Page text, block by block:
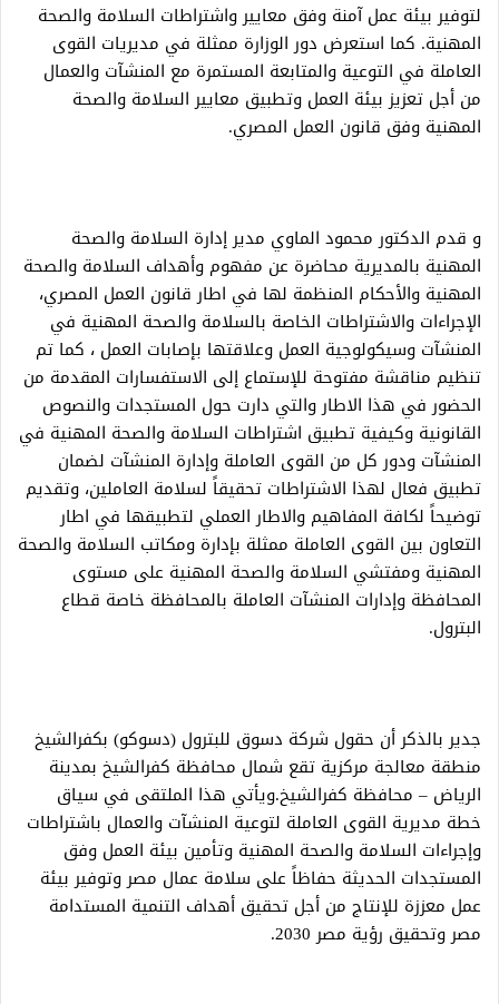
لتوفير بيئة عمل آمنة وفق معايير واشتراطات السلامة والصحة
المهنية. كما استعرض دور الوزارة ممثلة في مديريات القوى
العاملة في التوعية والمتابعة المستمرة مع المنشآت والعمال
من أجل تعزيز بيئة العمل وتطبيق معايير السلامة والصحة
المهنية وفق قانون العمل المصري.
و قدم الدكتور محمود الماوي مدير إدارة السلامة والصحة
المهنية بالمديرية محاضرة عن مفهوم وأهداف السلامة والصحة
المهنية والأحكام المنظمة لها في اطار قانون العمل المصري،
الإجراءات والاشتراطات الخاصة بالسلامة والصحة المهنية في
المنشآت وسيكولوجية العمل وعلاقتها بإصابات العمل ، كما تم
تنظيم مناقشة مفتوحة للإستماع إلى الاستفسارات المقدمة من
الحضور في هذا الاطار والتي دارت حول المستجدات والنصوص
القانونية وكيفية تطبيق اشتراطات السلامة والصحة المهنية في
المنشآت ودور كل من القوى العاملة وإدارة المنشآت لضمان
تطبيق فعال لهذا الاشتراطات تحقيقاً لسلامة العاملين، وتقديم
توضيحاً لكافة المفاهيم والاطار العملي لتطبيقها في اطار
التعاون بين القوى العاملة ممثلة بإدارة ومكاتب السلامة والصحة
المهنية ومفتشي السلامة والصحة المهنية على مستوى
المحافظة وإدارات المنشآت العاملة بالمحافظة خاصة قطاع
البترول.
جدير بالذكر أن حقول شركة دسوق للبترول (دسوكو) بكفرالشيخ
منطقة معالجة مركزية تقع شمال محافظة كفرالشيخ بمدينة
الرياض – محافظة كفرالشيخ.ويأتي هذا الملتقى في سياق
خطة مديرية القوى العاملة لتوعية المنشآت والعمال باشتراطات
وإجراءات السلامة والصحة المهنية وتأمين بيئة العمل وفق
المستجدات الحديثة حفاظاً على سلامة عمال مصر وتوفير بيئة
عمل معززة للإنتاج من أجل تحقيق أهداف التنمية المستدامة
مصر وتحقيق رؤية مصر 2030.